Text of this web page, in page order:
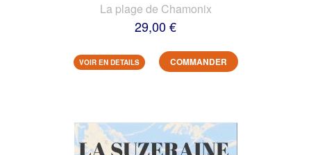
La plage de Chamonix
29,00 €
VOIR EN DETAILS COMMANDER